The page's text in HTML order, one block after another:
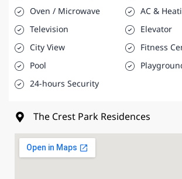
Oven / Microwave
AC &
Television
Elevator
City View
Fitness
Pool
24-hours Security
The Crest Park Residences